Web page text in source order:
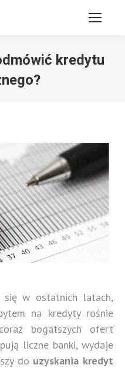
kredytu
się w ostatnich latach,
na kredyty rośnie
bogatszych ofert
liczne banki, wydaje
do uzyskania kredyt